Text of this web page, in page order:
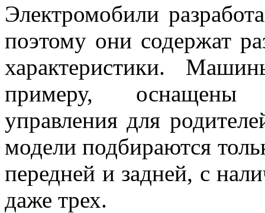
Электромобили
поэтому они содержат
характеристики.
примеру, оснащены
управления для
модели подбираются
передней и задней, с
даже трех.